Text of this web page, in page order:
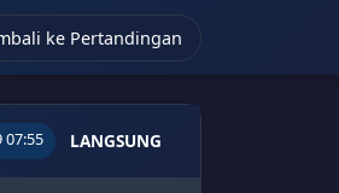
ke Pertandingan
07:55 LANGSUNG